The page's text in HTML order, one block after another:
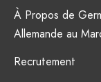
À Propos de
Allemande au
Recrutement